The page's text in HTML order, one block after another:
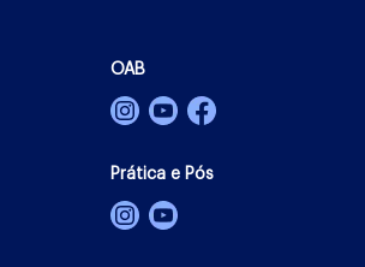
OAB
Prática e Pós